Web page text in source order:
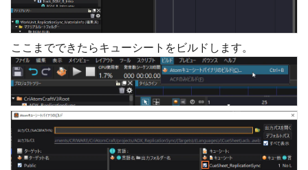
ここまでできたらキューシートをビルドします。